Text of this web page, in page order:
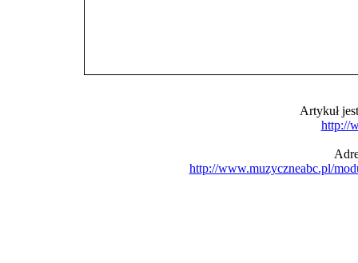
Artykuł
http://
http://www.muzyczneabc.pl/